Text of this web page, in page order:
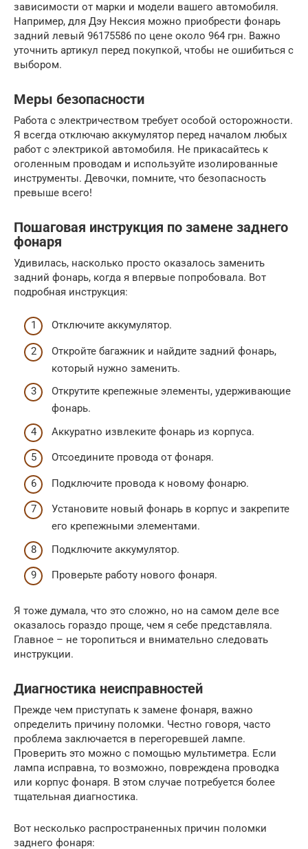
зависимости от марки и модели вашего автомобиля.
Например, для Дэу Нексия можно приобрести фонарь
задний левый 96175586 по цене около 964 грн. Важно
уточнить артикул перед покупкой, чтобы не ошибиться с
выбором.
Меры безопасности
Работа с электричеством требует особой осторожности.
Я всегда отключаю аккумулятор перед началом любых
работ с электрикой автомобиля. Не прикасайтесь к
оголенным проводам и используйте изолированные
инструменты. Девочки, помните, что безопасность
превыше всего!
Пошаговая инструкция по замене заднего
фонаря
Удивилась, насколько просто оказалось заменить
задний фонарь, когда я впервые попробовала. Вот
подробная инструкция:
Отключите аккумулятор.
Откройте багажник и найдите задний фонарь,
который нужно заменить.
Открутите крепежные элементы, удерживающие
фонарь.
Аккуратно извлеките фонарь из корпуса.
Отсоедините провода от фонаря.
Подключите провода к новому фонарю.
Установите новый фонарь в корпус и закрепите
его крепежными элементами.
Подключите аккумулятор.
Проверьте работу нового фонаря.
Я тоже думала, что это сложно, но на самом деле все
оказалось гораздо проще, чем я себе представляла.
Главное – не торопиться и внимательно следовать
инструкции.
Диагностика неисправностей
Прежде чем приступать к замене фонаря, важно
определить причину поломки. Честно говоря, часто
проблема заключается в перегоревшей лампе.
Проверить это можно с помощью мультиметра. Если
лампа исправна, то возможно, повреждена проводка
или корпус фонаря. В этом случае потребуется более
тщательная диагностика.
Вот несколько распространенных причин поломки
заднего фонаря: